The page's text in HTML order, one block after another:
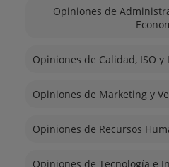
Opiniones de
Opiniones de Calidad, ISO y
Opiniones de Marketing y
Opiniones de Recursos
Opiniones de Tecnología e